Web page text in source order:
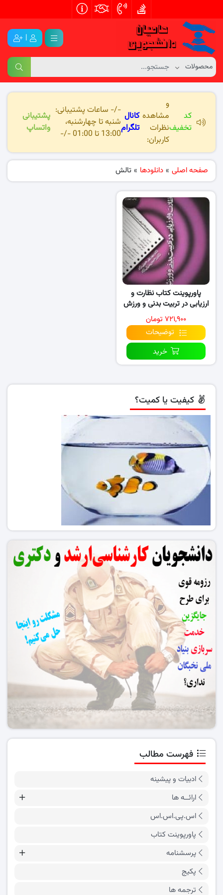
|
کد
تخفیف
و
مشاهده
نظرات
کاربران:
کانال
تلگرام
-/- ساعات پشتیبانی:
شنبه تا چهارشنبه،
13:00 تا 01:00 -/-
پشتیبانی
واتساپ
صفحه اصلی » دانلودها » تالش
پاورپوینت کتاب نظارت و
ارزیابی در تربیت بدنی و ورزش
(تمام فصول)
۷۲۱,۹۰۰ تومان
توضیحات
خرید
کیفیت یا کمیت؟
فهرست مطالب
ادبیات و پیشینه
ارائــه ها
اس.پی.اس.اس
پاورپوینت کتاب
پرسشنامه
پکیج
ترجمه ها